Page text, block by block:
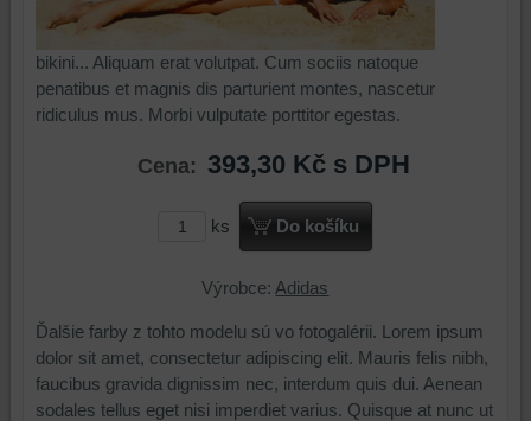
bikini... Aliquam erat volutpat. Cum sociis natoque
penatibus et magnis dis parturient montes, nascetur
ridiculus mus. Morbi vulputate porttitor egestas.
Cena: 393,30 Kč s DPH
ks Do košíku
Výrobce: Adidas
Ďalšie farby z tohto modelu sú vo fotogalérii. Lorem ipsum
dolor sit amet, consectetur adipiscing elit. Mauris felis nibh,
faucibus gravida dignissim nec, interdum quis dui. Aenean
sodales tellus eget nisi imperdiet varius. Quisque at nunc ut